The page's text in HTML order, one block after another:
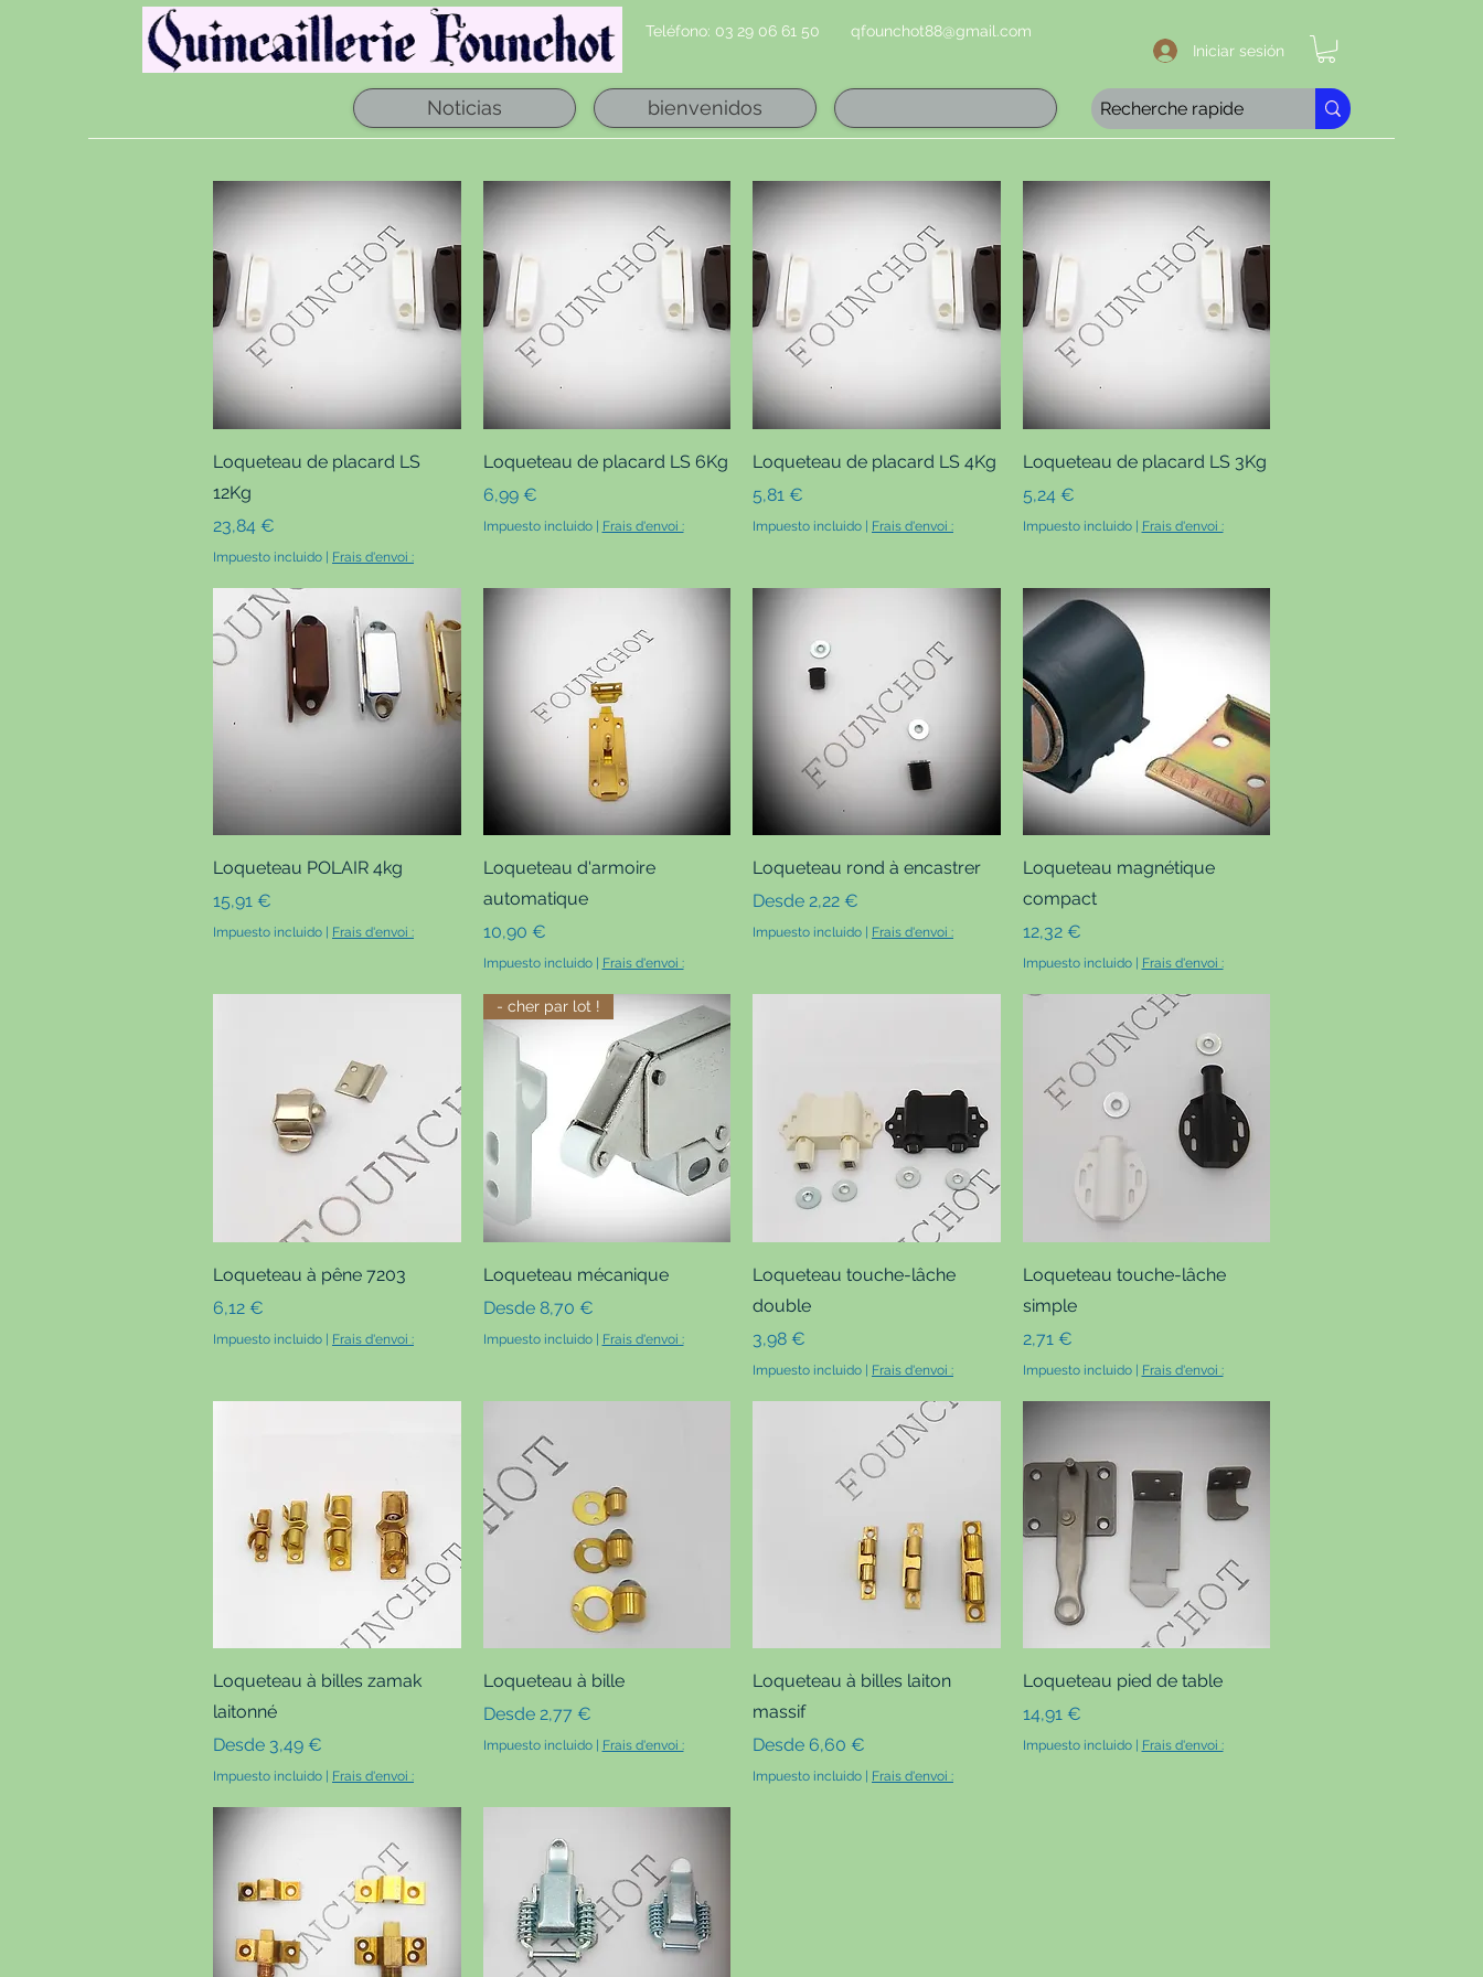
Noticias bienvenidos
Teléfono: 03 29 06 61 50
Iniciar sesión
qfounchot88@gmail.com
Vista rápida
Loqueteau de placard LS
12Kg
Precio
23,84 €
Impuesto incluido | Frais d'envoi :
Vista rápida
Loqueteau de placard LS 6Kg
Precio
6,99 €
Impuesto incluido| Frais d'envoi :
Vista rápida
Loqueteau de placard LS 4Kg
Precio
5,81 €
Impuesto incluido | Frais d'envoi :
Vista rápida
Loqueteau de placard LS 3Kg
Precio
5,24 €
Impuesto incluido| Frais d'envoi :
Vista rápida
Loqueteau POLAIR 4kg
Precio
15,91 €
Impuesto incluido Frais d'envoi :
Vista rápida
Loqueteau d'armoire
automatique
Precio
10,90 €
Impuesto incluido| Frais d'envoi :
Vista rápida
Loqueteau rond à encastrer
Desde 2,22 €
Precio de oferta
Impuesto incluido Frais d'envoi :
Vista rápida
Loqueteau magnétique
compact
Precio
12,32 €
Impuesto incluido| Frais d'envoi :
Vista rápida
Loqueteau à pêne 7203
Precio
6,12 €
Impuesto incluido | Frais d'envoi :
Vista rápida
- cher par lot !
Loqueteau mécanique
Desde 8,70 €
Precio de oferta
Impuesto incluido| Frais d'envoi :
Vista rápida
Loqueteau touche-lâche
double
Precio
3,98 €
Impuesto incluido | Frais d'envoi :
Vista rápida
Loqueteau touche-lâche
simple
Precio
2,71 €
Impuesto incluido| Frais d'envoi :
Vista rápida
Loqueteau à billes zamak
laitonné
Desde 3,49 €
Precio de oferta
Impuesto incluido Frais d'envoi :
Vista rápida
Loqueteau à bille
Desde 2,77 €
Precio de oferta
Impuesto incluido| Frais d'envoi :
Vista rápida
Loqueteau à billes laiton
massif
Desde 6,60 €
Precio de oferta
Impuesto incluido Frais d'envoi :
Vista rápida
Loqueteau pied de table
Precio
14,91 €
Impuesto incluido| Frais d'envoi :